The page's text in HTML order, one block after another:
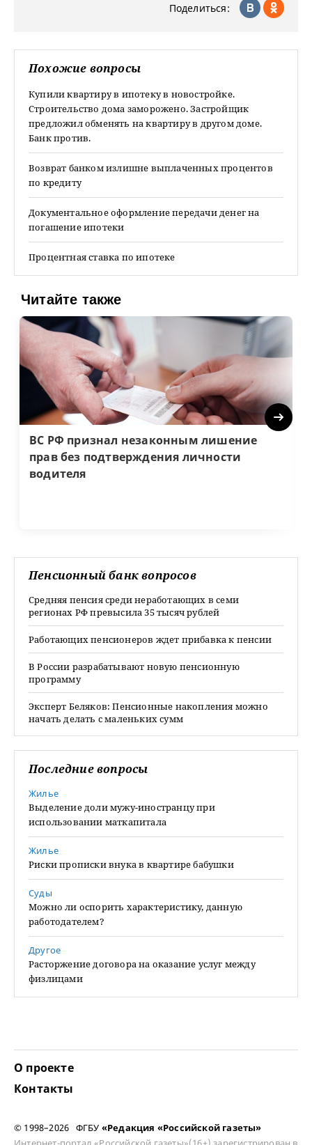
Поделиться:
Похожие вопросы
Купили квартиру в ипотеку в новостройке.
Строительство дома заморожено. Застройщик
предложил обменять на квартиру в другом доме.
Банк против.
Возврат банком излишне выплаченных процентов
по кредиту
Документальное оформление передачи денег на
погашение ипотеки
Процентная ставка по ипотеке
Читайте также
ВС РФ признал незаконным лишение
прав без подтверждения личности
водителя
Next
Пенсионный банк вопросов
Средняя пенсия среди неработающих в семи
регионах РФ превысила 35 тысяч рублей
Работающих пенсионеров ждет прибавка к пенсии
В России разрабатывают новую пенсионную
программу
Эксперт Беляков: Пенсионные накопления можно
начать делать с маленьких сумм
Последние вопросы
Жилье
Выделение доли мужу-иностранцу при
использовании маткапитала
Жилье
Риски прописки внука в квартире бабушки
Суды
Можно ли оспорить характеристику, данную
работодателем?
Другое
Расторжение договора на оказание услуг между
физлицами
О проекте
Контакты
© 1998–2026 ФГБУ «Редакция «Российской газеты»